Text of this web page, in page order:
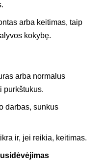
arba keitimas, taip
kokybę.
arba normalus
purkštukus.
darbas, sunkus
ir, jei reikia, keitimas.